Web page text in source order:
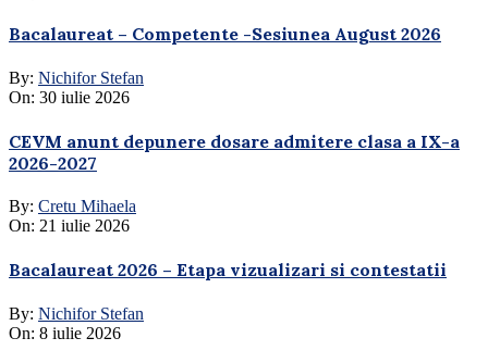
Bacalaureat – Competente -Sesiunea August 2026
By: Nichifor Stefan
On: 30 iulie 2026
CEVM anunt depunere dosare admitere clasa a IX-a
2026-2027
By: Cretu Mihaela
On: 21 iulie 2026
Bacalaureat 2026 – Etapa vizualizari si contestatii
By: Nichifor Stefan
On: 8 iulie 2026